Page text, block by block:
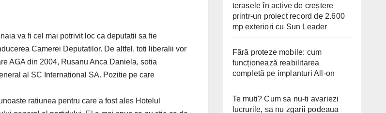
va fi cel mai potrivit loc ca deputatii sa fie
Camerei Deputatilor. De altfel, toti liberalii vor
AGA din 2004, Rusanu Anca Daniela, sotia
al SC International SA. Pozitie pe care
ratiunea pentru care a fost ales Hotelul
terasele în active de creștere
printr-un proiect record de 2.600
mp exteriori cu Sun Leader
Fără proteze mobile: cum
funcționează reabilitarea
completă pe implanturi All-on
Te muti? Cum sa nu-ti avariezi
lucrurile, sa nu zgarii podeaua